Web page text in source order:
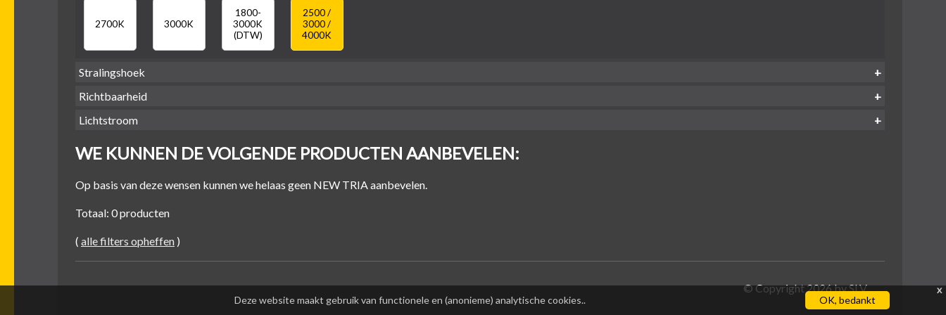
2700K 3000K
1800-
3000K
(DTW)
2500 /
3000 /
4000K
Stralingshoek
38°
Richtbaarheid
Kantel-baar Draaibaar
Lichtstroom
400
500
600
700
WE KUNNEN DE VOLGENDE PRODUCTEN AANBEVELEN:
Op basis van deze wensen kunnen we helaas geen NEW TRIA aanbevelen.
Totaal: 0 producten
( alle filters opheffen )
© Copyright 2026 bySLV
x
Deze website maakt gebruik van functionele en (anonieme) analytische cookies.. OK, bedankt